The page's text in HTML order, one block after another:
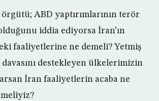
örgütü; ABD yaptırımlarının terör
iddia ediyorsa İran’ın
faaliyetlerine ne demeli? Yetmiş
destekleyen ülkelerimizin
İran faaliyetlerin acaba ne